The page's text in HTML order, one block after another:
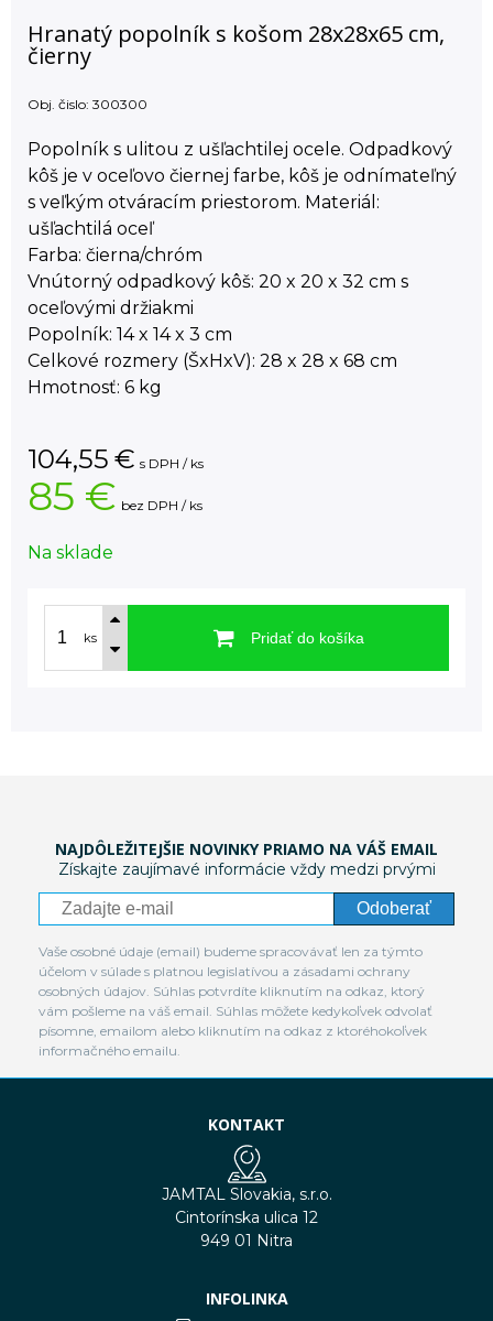
Hranatý popolník s košom 28x28x65 cm,
čierny
Obj. čislo: 300300
Popolník s ulitou z ušľachtilej ocele. Odpadkový
kôš je v oceľovo čiernej farbe, kôš je odnímateľný
s veľkým otváracím priestorom. Materiál:
ušľachtilá oceľ
Farba: čierna/chróm
Vnútorný odpadkový kôš: 20 x 20 x 32 cm s
oceľovými držiakmi
Popolník: 14 x 14 x 3 cm
Celkové rozmery (ŠxHxV): 28 x 28 x 68 cm
Hmotnosť: 6 kg
104,55 € s DPH / ks
85 € bez DPH / ks
Na sklade
ks Pridať do košíka
NAJDÔLEŽITEJŠIE NOVINKY PRIAMO NA VÁŠ EMAIL
Získajte zaujímavé informácie vždy medzi prvými
Odoberať
Vaše osobné údaje (email) budeme spracovávať len za týmto
účelom v súlade s platnou legislatívou a zásadami ochrany
osobných údajov. Súhlas potvrdíte kliknutím na odkaz, ktorý
vám pošleme na váš email. Súhlas môžete kedykoľvek odvolať
písomne, emailom alebo kliknutím na odkaz z ktoréhokoľvek
informačného emailu.
KONTAKT
JAMTAL Slovakia, s.r.o.
Cintorínska ulica 12
949 01 Nitra
INFOLINKA